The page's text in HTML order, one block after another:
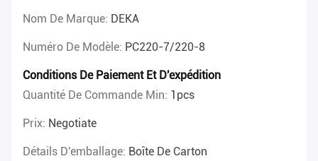
Nom De Marque: DEKA
Numéro De Modèle: PC220-7/220-8
Conditions De Paiement Et D'expédition
Quantité De Commande Min: 1pcs
Prix: Negotiate
Détails D'emballage: Boîte De Carton